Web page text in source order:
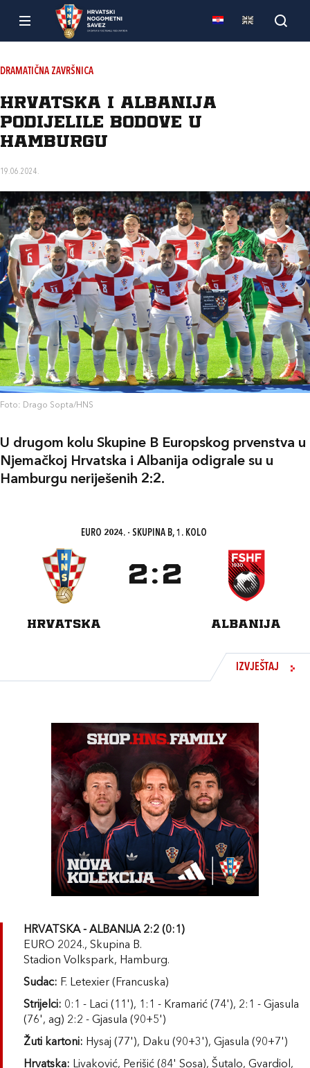
DRAMATIČNA ZAVRŠNICA
Hrvatska i Albanija
podijelile bodove u
Hamburgu
19.06.2024.
Foto: Drago Sopta/HNS
U drugom kolu Skupine B Europskog prvenstva u
Njemačkoj Hrvatska i Albanija odigrale su u
Hamburgu neriješenih 2:2.
EURO 2024. - SKUPINA B, 1. KOLO
HRVATSKA
2 : 2
ALBANIJA
IZVJEŠTAJ
HRVATSKA - ALBANIJA 2:2 (0:1)
EURO 2024., Skupina B.
Stadion Volkspark, Hamburg.
Sudac: F. Letexier (Francuska)
Strijelci: 0:1 - Laci (11'), 1:1 - Kramarić (74'), 2:1 - Gjasula
(76', ag) 2:2 - Gjasula (90+5')
Žuti kartoni: Hysaj (77'), Daku (90+3'), Gjasula (90+7')
Hrvatska: Livaković, Perišić (84' Sosa), Šutalo, Gvardiol,